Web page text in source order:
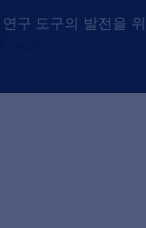
구 도구의 발전을